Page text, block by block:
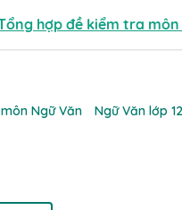
hợp đề kiểm tra môn
Ngữ Văn Ngữ Văn lớp 12